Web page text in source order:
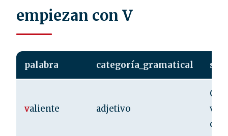
empiezan con V
palabra categoría_gramatical
valiente adjetivo